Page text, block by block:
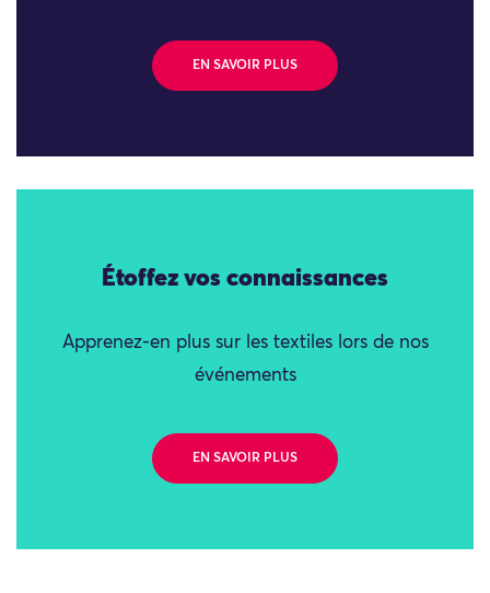
EN SAVOIR PLUS
Étoffez vos connaissances
Apprenez-en plus sur les textiles lors de nos
événements
EN SAVOIR PLUS